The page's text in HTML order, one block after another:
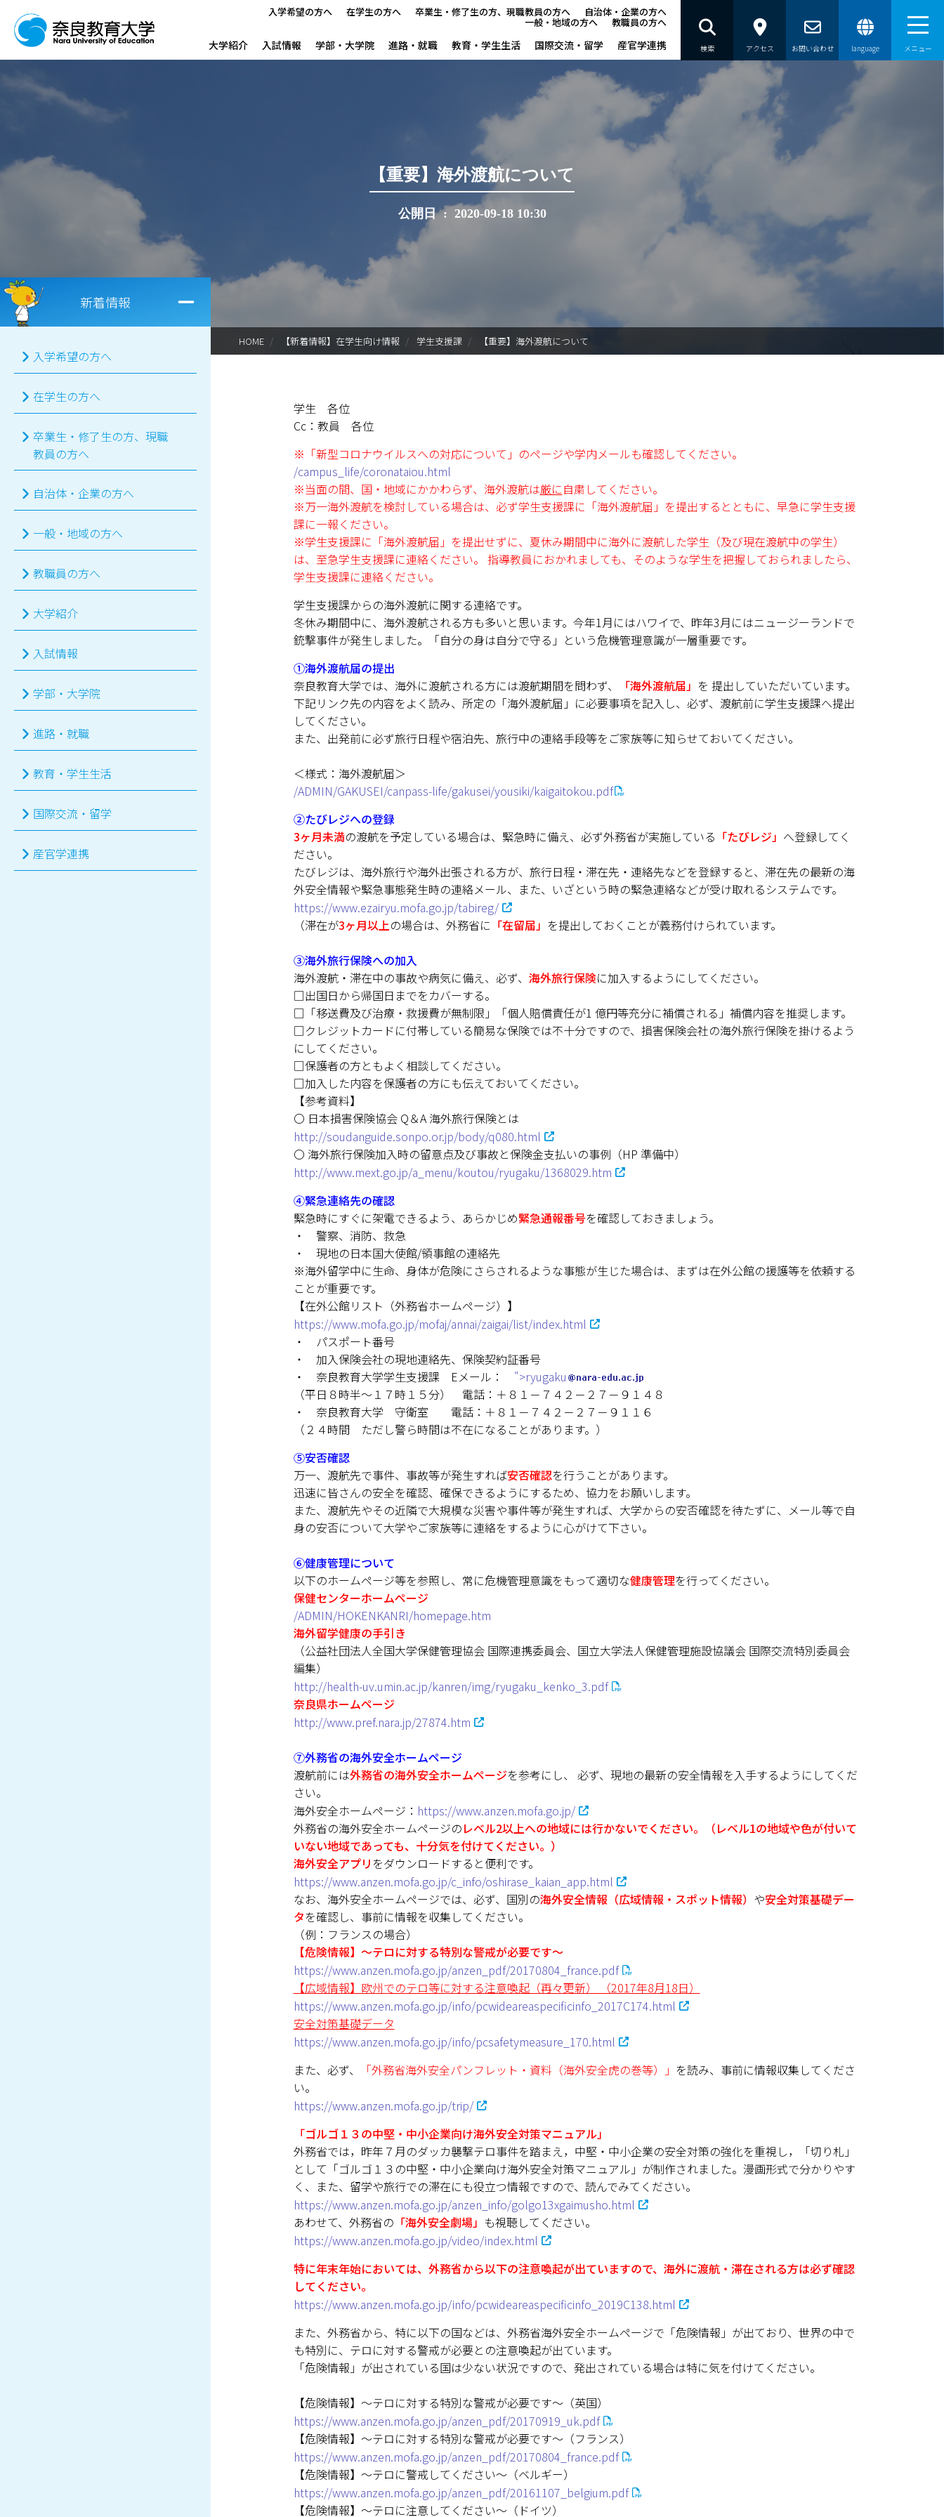
入学希望の方へ 在学生の方へ 卒業生・修了生の方、現職教員の方へ 自治体・企業の方へ
一般・地域の方へ 教職員の方へ
大学紹介 入試情報 学部・大学院 進路・就職 教育・学生生活 国際交流・留学 産官学連携 検索 アクセス お問い合わせ language メニュー
本学で学びたい方へ
在学生の方へ
自治体・企業の方へ
入試情報
国際交流・留学
産官学連携
図書館
ESD・SDGsセンター
自然環境教育センター
理数教育研究センター
Nara ISC/ 国際戦略センター
こどもの学びと育ちセンター(C-CHILD)
保健センター
AED設置状況
お問い合わせ窓口一覧
サイトマップ
後援会
教員一覧
【重要】海外渡航について
公開日 : 2020-09-18 10:30
HOME 【新着情報】在学生向け情報 学生支援課 【重要】海外渡航について
新着情報
入学希望の方へ
在学生の方へ
卒業生・修了生の方、現職
教員の方へ
自治体・企業の方へ
一般・地域の方へ
教職員の方へ
大学紹介
入試情報
学部・大学院
進路・就職
教育・学生生活
国際交流・留学
産官学連携
学生 各位
Cc：教員 各位
※「新型コロナウイルスへの対応について」のページや学内メールも確認してください。
/campus_life/coronataiou.html
※当面の間、国・地域にかかわらず、海外渡航は厳に自粛してください。
※万一海外渡航を検討している場合は、必ず学生支援課に「海外渡航届」を提出するとともに、早急に学生支援
課に一報ください。
※学生支援課に「海外渡航届」を提出せずに、夏休み期間中に海外に渡航した学生（及び現在渡航中の学生）
は、至急学生支援課に連絡ください。 指導教員におかれましても、そのような学生を把握しておられましたら、
学生支援課に連絡ください。
学生支援課からの海外渡航に関する連絡です。
冬休み期間中に、海外渡航される方も多いと思います。今年1月にはハワイで、昨年3月にはニュージーランドで
銃撃事件が発生しました。「自分の身は自分で守る」という危機管理意識が一層重要です。
①海外渡航届の提出
奈良教育大学では、海外に渡航される方には渡航期間を問わず、 「海外渡航届」 を 提出していただいています。
下記リンク先の内容をよく読み、所定の「海外渡航届」に必要事項を記入し、必ず、渡航前に学生支援課へ提出
してください。
また、出発前に必ず旅行日程や宿泊先、旅行中の連絡手段等をご家族等に知らせておいてください。
＜様式：海外渡航届＞
/ADMIN/GAKUSEI/canpass-life/gakusei/yousiki/kaigaitokou.pdf
②たびレジへの登録
3ヶ月未満の渡航を予定している場合は、緊急時に備え、必ず外務省が実施している 「たびレジ」 へ登録してく
ださい。
たびレジは、海外旅行や海外出張される方が、旅行日程・滞在先・連絡先などを登録すると、滞在先の最新の海
外安全情報や緊急事態発生時の連絡メール、また、いざという時の緊急連絡などが受け取れるシステムです。
https://www.ezairyu.mofa.go.jp/tabireg/
（滞在が3ヶ月以上の場合は、外務省に 「在留届」 を提出しておくことが義務付けられています。
③海外旅行保険への加入
海外渡航・滞在中の事故や病気に備え、必ず、 海外旅行保険に加入するようにしてください。
□出国日から帰国日までをカバーする。
□「移送費及び治療・救援費が無制限」「個人賠償責任が1 億円等充分に補償される」補償内容を推奨します。
□クレジットカードに付帯している簡易な保険では不十分ですので、損害保険会社の海外旅行保険を掛けるよう
にしてください。
□保護者の方ともよく相談してください。
□加入した内容を保護者の方にも伝えておいてください。
【参考資料】
〇 日本損害保険協会 Q＆A 海外旅行保険とは
http://soudanguide.sonpo.or.jp/body/q080.html
〇 海外旅行保険加入時の留意点及び事故と保険金支払いの事例（HP 準備中）
http://www.mext.go.jp/a_menu/koutou/ryugaku/1368029.htm
④緊急連絡先の確認
緊急時にすぐに架電できるよう、あらかじめ緊急通報番号を確認しておきましょう。
・ 警察、消防、救急
・ 現地の日本国大使館/領事館の連絡先
※海外留学中に生命、身体が危険にさらされるような事態が生じた場合は、まずは在外公館の援護等を依頼する
ことが重要です。
【在外公館リスト（外務省ホームページ）】
https://www.mofa.go.jp/mofaj/annai/zaigai/list/index.html
・ パスポート番号
・ 加入保険会社の現地連絡先、保険契約証番号
・ 奈良教育大学学生支援課 Eメール： ">ryugaku
（平日８時半～１７時１５分） 電話：＋８１－７４２－２７－９１４８
・ 奈良教育大学 守衛室 電話：＋８１－７４２－２７－９１１６
（２４時間 ただし警ら時間は不在になることがあります。）
⑤安否確認
万一、渡航先で事件、事故等が発生すれば安否確認を行うことがあります。
迅速に皆さんの安全を確認、確保できるようにするため、協力をお願いします。
また、渡航先やその近隣で大規模な災害や事件等が発生すれば、大学からの安否確認を待たずに、メール等で自
身の安否について大学やご家族等に連絡をするように心がけて下さい。
⑥健康管理について
以下のホームページ等を参照し、常に危機管理意識をもって適切な健康管理を行ってください。
保健センターホームページ
/ADMIN/HOKENKANRI/homepage.htm
海外留学健康の手引き
（公益社団法人全国大学保健管理協会 国際連携委員会、国立大学法人保健管理施設協議会 国際交流特別委員会
編集）
http://health-uv.umin.ac.jp/kanren/img/ryugaku_kenko_3.pdf
奈良県ホームページ
http://www.pref.nara.jp/27874.htm
⑦外務省の海外安全ホームページ
渡航前には外務省の海外安全ホームページを参考にし、 必ず、現地の最新の安全情報を入手するようにしてくだ
さい。
海外安全ホームページ： https://www.anzen.mofa.go.jp/
外務省の海外安全ホームページのレベル2以上への地域には行かないでください。（レベル1の地域や色が付いて
いない地域であっても、十分気を付けてください。）
海外安全アプリ をダウンロードすると便利です。
https://www.anzen.mofa.go.jp/c_info/oshirase_kaian_app.html
なお、海外安全ホームページでは、必ず、国別の海外安全情報（広域情報・スポット情報） や安全対策基礎デー
タを確認し、事前に情報を収集してください。
（例：フランスの場合）
【危険情報】～テロに対する特別な警戒が必要です～
https://www.anzen.mofa.go.jp/anzen_pdf/20170804_france.pdf
【広域情報】欧州でのテロ等に対する注意喚起（再々更新） （2017年8月18日）
https://www.anzen.mofa.go.jp/info/pcwideareaspecificinfo_2017C174.html
安全対策基礎データ
https://www.anzen.mofa.go.jp/info/pcsafetymeasure_170.html
また、必ず、
「外務省海外安全パンフレット・資料（海外安全虎の巻等）」 を読み、事前に情報収集してくださ
い。
https://www.anzen.mofa.go.jp/trip/
「ゴルゴ１３の中堅・中小企業向け海外安全対策マニュアル」
外務省では，昨年７月のダッカ襲撃テロ事件を踏まえ，中堅・中小企業の安全対策の強化を重視し，「切り札」
として「ゴルゴ１３の中堅・中小企業向け海外安全対策マニュアル」が制作されました。漫画形式で分かりやす
く、また、留学や旅行での滞在にも役立つ情報ですので、読んでみてください。
https://www.anzen.mofa.go.jp/anzen_info/golgo13xgaimusho.html
あわせて、外務省の 「海外安全劇場」 も視聴してください。
https://www.anzen.mofa.go.jp/video/index.html
特に年末年始においては、外務省から以下の注意喚起が出ていますので、海外に渡航・滞在される方は必ず確認
してください。
https://www.anzen.mofa.go.jp/info/pcwideareaspecificinfo_2019C138.html
また、外務省から、特に以下の国などは、外務省海外安全ホームページで「危険情報」が出ており、世界の中で
も特別に、テロに対する警戒が必要との注意喚起が出ています。
「危険情報」が出されている国は少ない状況ですので、発出されている場合は特に気を付けてください。
【危険情報】～テロに対する特別な警戒が必要です～（英国）
https://www.anzen.mofa.go.jp/anzen_pdf/20170919_uk.pdf
【危険情報】～テロに対する特別な警戒が必要です～（フランス）
https://www.anzen.mofa.go.jp/anzen_pdf/20170804_france.pdf
【危険情報】～テロに警戒してください～（ベルギー）
https://www.anzen.mofa.go.jp/anzen_pdf/20161107_belgium.pdf
【危険情報】～テロに注意してください～（ドイツ）